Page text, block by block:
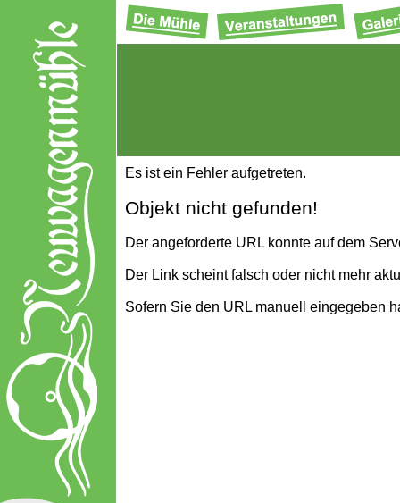
Es ist ein Fehler aufgetreten.
Objekt nicht gefunden!
Der angeforderte URL konnte auf dem
Der Link scheint falsch oder nicht mehr
Sofern Sie den URL manuell eingegeben